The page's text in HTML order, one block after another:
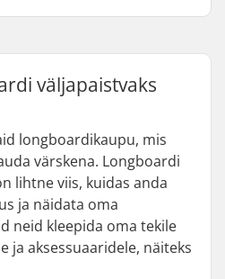
väljapaistvaks
longboardikaupu, mis
värskena. Longboardi
lihtne viis, kuidas anda
ja näidata oma
neid kleepida oma tekile
ja aksessuaaridele, näiteks